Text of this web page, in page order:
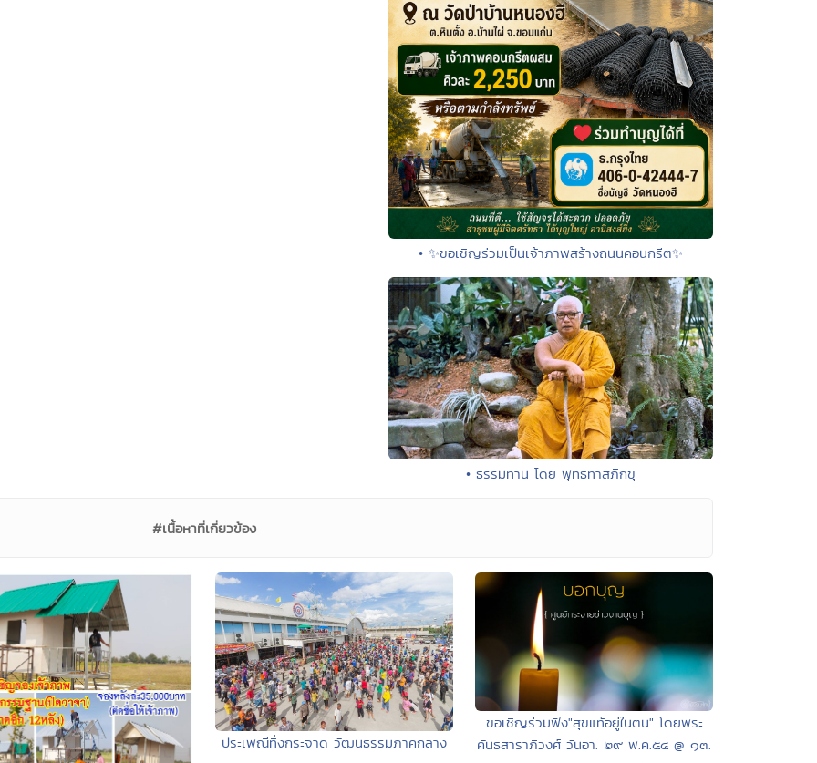
• ✨ขอเชิญร่วมเป็นเจ้าภาพสร้างถนนคอนกรีต✨
• ธรรมทาน โดย พุทธทาสภิกขุ
#เนื้อหาที่เกี่ยวข้อง
ประเพณีทิ้งกระจาด วัฒนธรรมภาคกลาง
ขอเชิญร่วมฟัง"สุขแท้อยู่ในตน" โดยพระ
คันธสาราภิวงศ์ วันอา. ๒๙ พ.ค.๕๔ @ ๑๓.